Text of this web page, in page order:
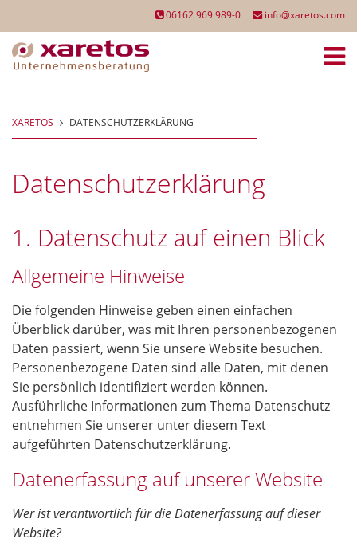
06162 969 989-0 info@xaretos.com
XARETOS DATENSCHUTZERKLÄRUNG
Datenschutzerklärung
1. Datenschutz auf einen Blick
Allgemeine Hinweise
Die folgenden Hinweise geben einen einfachen
Überblick darüber, was mit Ihren personenbezogenen
Daten passiert, wenn Sie unsere Website besuchen.
Personenbezogene Daten sind alle Daten, mit denen
Sie persönlich identifiziert werden können.
Ausführliche Informationen zum Thema Datenschutz
entnehmen Sie unserer unter diesem Text
aufgeführten Datenschutzerklärung.
Datenerfassung auf unserer Website
Wer ist verantwortlich für die Datenerfassung auf dieser
Website?